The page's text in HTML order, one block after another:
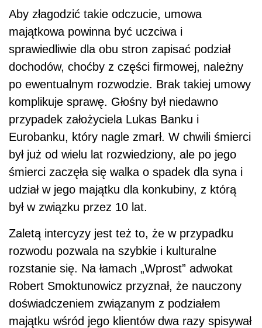
Aby złagodzić takie odczucie, umowa
majątkowa powinna być uczciwa i
sprawiedliwie dla obu stron zapisać podział
dochodów, choćby z części firmowej, należny
po ewentualnym rozwodzie. Brak takiej umowy
komplikuje sprawę. Głośny był niedawno
przypadek założyciela Lukas Banku i
Eurobanku, który nagle zmarł. W chwili śmierci
był już od wielu lat rozwiedziony, ale po jego
śmierci zaczęła się walka o spadek dla syna i
udział w jego majątku dla konkubiny, z którą
był w związku przez 10 lat.
Zaletą intercyzy jest też to, że w przypadku
rozwodu pozwala na szybkie i kulturalne
rozstanie się. Na łamach „Wprost” adwokat
Robert Smoktunowicz przyznał, że nauczony
doświadczeniem związanym z podziałem
majątku wśród jego klientów dwa razy spisywał